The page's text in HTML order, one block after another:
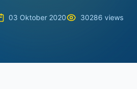
03 Oktober 2020 30286 views